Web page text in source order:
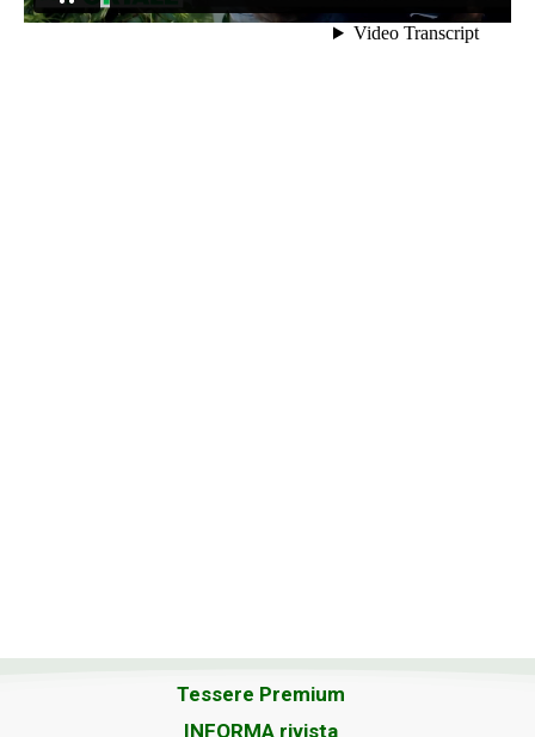
Tessere Premium
INFORMA rivista